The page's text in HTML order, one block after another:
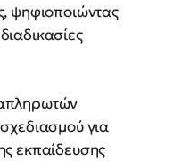
ψηφιοποιώντας
για
εκπαίδευσης